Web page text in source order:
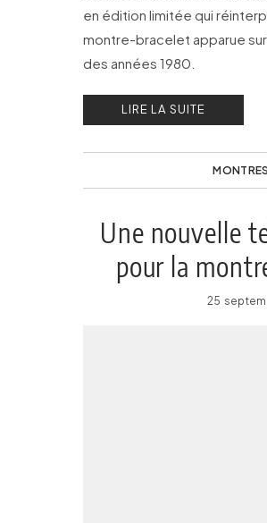
en édition limitée qui
montre-bracelet apparue
des années 1980.
LIRE LA SUITE
Une nouvelle
pour la
25